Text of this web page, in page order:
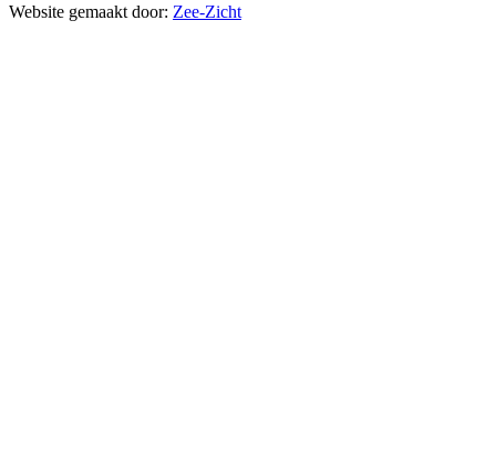
Website gemaakt door: Zee-Zicht